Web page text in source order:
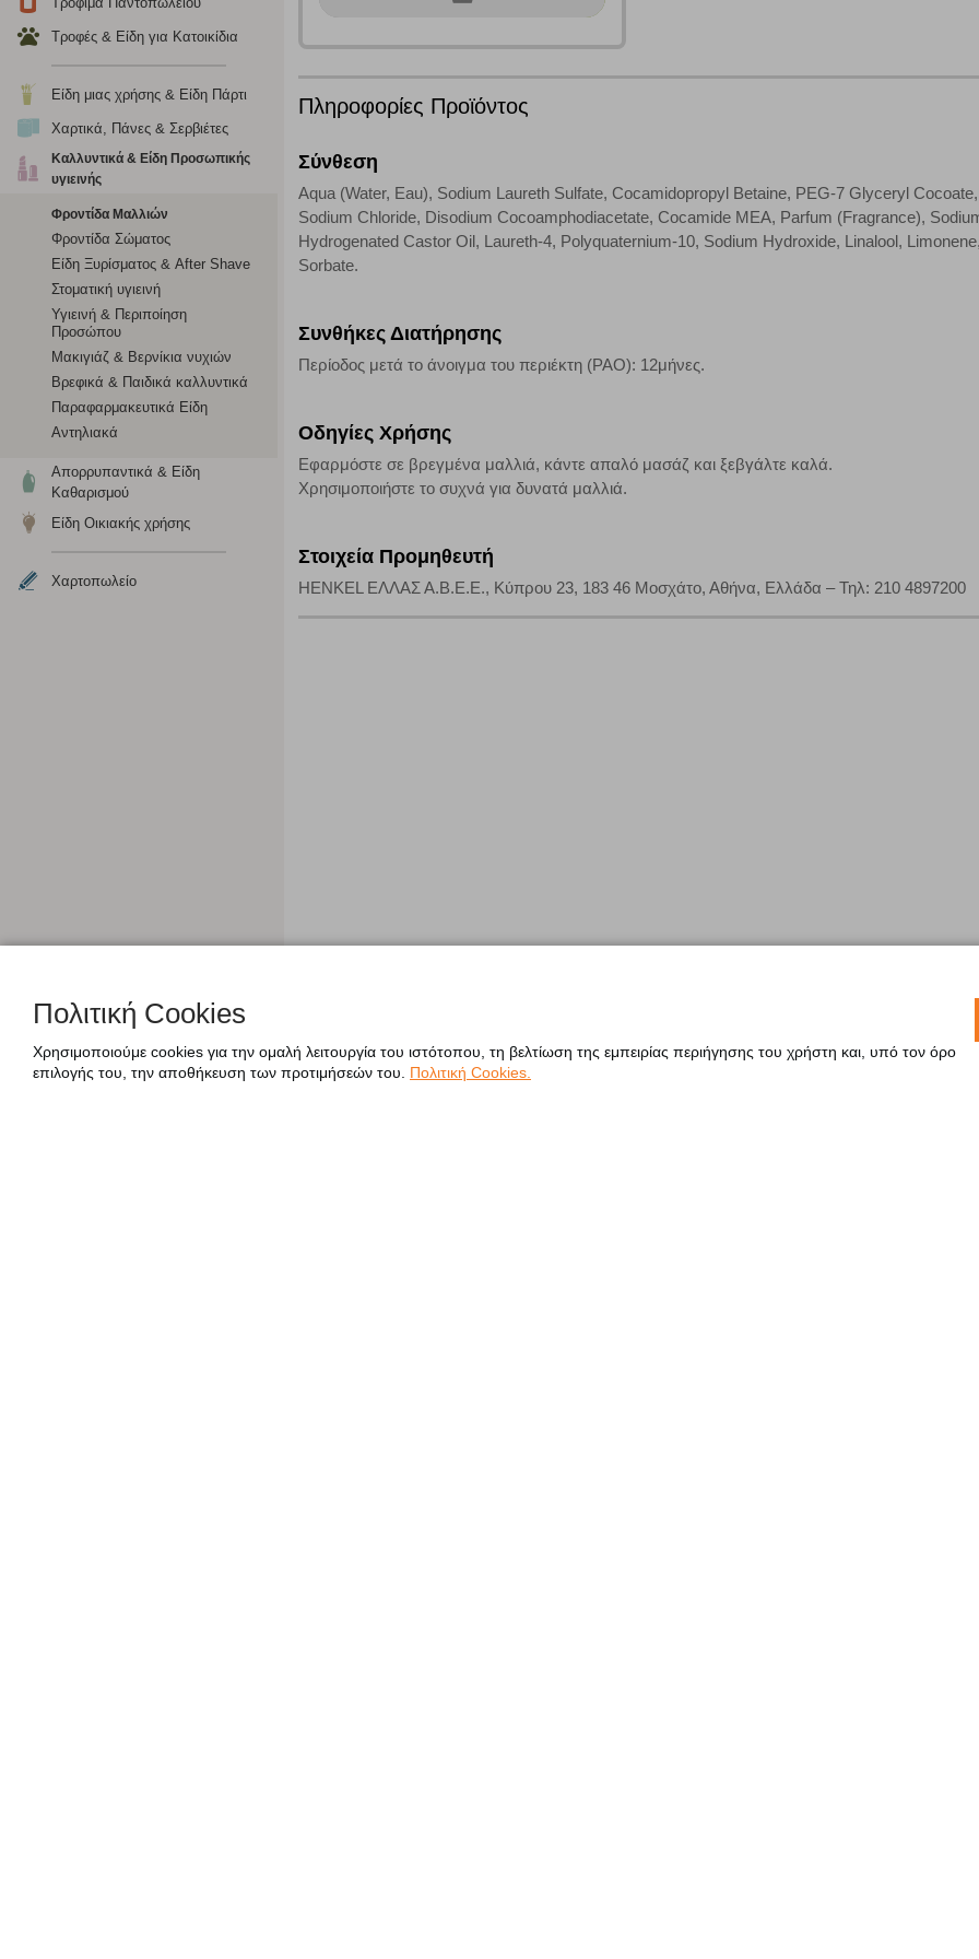
Τροφές & Είδη για Κατοικίδια
Είδη μιας χρήσης & Είδη Πάρτι
Χαρτικά, Πάνες & Σερβιέτες
Καλλυντικά & Είδη Προσωπικής
υγιεινής
Φροντίδα Μαλλιών
Φροντίδα Σώματος
Είδη Ξυρίσματος & After Shave
Στοματική υγιεινή
Υγιεινή & Περιποίηση
Προσώπου
Μακιγιάζ & Βερνίκια νυχιών
Βρεφικά & Παιδικά καλλυντικά
Παραφαρμακευτικά Είδη
Αντηλιακά
Απορρυπαντικά & Είδη
Καθαρισμού
Είδη Οικιακής χρήσης
Χαρτοπωλείο
Πληροφορίες Προϊόντος
Σύνθεση
Aqua (Water, Eau), Sodium Laureth Sulfate, Cocamidopropyl Betaine, PEG-7 Glyceryl
Sodium Chloride, Disodium Cocoamphodiacetate, Cocamide MEA, Parfum (Fragrance),
Hydrogenated Castor Oil, Laureth-4, Polyquaternium-10, Sodium Hydroxide, Linalool,
Sorbate.
Συνθήκες Διατήρησης
Περίοδος μετά το άνοιγμα του περιέκτη (PAO): 12μήνες.
Οδηγίες Χρήσης
Εφαρμόστε σε βρεγμένα μαλλιά, κάντε απαλό μασάζ και ξεβγάλτε καλά.
Χρησιμοποιήστε το συχνά για δυνατά μαλλιά.
Στοιχεία Προμηθευτή
HENKEL ΕΛΛΑΣ Α.Β.Ε.Ε., Κύπρου 23, 183 46 Μοσχάτο, Αθήνα, Ελλάδα – Τηλ: 210 4897200
Πολιτική Cookies
Χρησιμοποιούμε cookies για την ομαλή λειτουργία του ιστότοπου, τη βελτίωση της εμπειρίας περιήγησης του χρήστη και, υπό τον όρο
επιλογής του, την αποθήκευση των προτιμήσεών του.
Πολιτική Cookies.
οποίων τις υπηρεσίες έχουμε επιλέξει. Αν δεν επιτρέψετε την αποδοχή αυτής της κατηγορίας cookies, ορισμένες ή όλες από αυτές τις
Η συγκεκριμένη κατηγορία cookies ρυθμίζεται από συνεργάτες μας (με αντικείμενο τη διαφήμιση) μέσω του ιστότοπού μας. Εφ’ όσον
το πρόγραμμα περιήγησης και τη συσκευή σας. Αν δεν επιλέξετε τη συγκεκριμένη κατηγορία cookies, δεν θα λαμβάνετε στοχευμένες
Cookies απόδοσης
Η συγκεκριμένη κατηγορία cookies μας δίνει τη δυνατότητα να ενημερωνόμαστε για την επισκεψιμότητα του ιστότοπού μας, ώστε
να γνωρίζουμε ποιες σελίδες είναι περισσότερο, ή λιγότερο δημοφιλείς και να βλέπουμε την αλληλεπίδραση του χρήστη και το
τα cookies είναι συγκεντρωτικές και, συνεπώς, ανώνυμες. Αν δεν επιτρέψετε την αποδοχή αυτής της κατηγορίας cookies, δεν θα
Απολύτως απαραίτητα cookies
Η συγκεκριμένη κατηγορία cookies είναι απαραίτητη για τη λειτουργία του ιστότοπου και ενεργοποιημένη. Έχετε ωστόσο τη
αποκλείει ή να σας ειδοποιεί σχετικά με αυτά τα cookies, με το ενδεχόμενο σε αυτήν την περίπτωση ορισμένα τμήματα του ιστότοπου